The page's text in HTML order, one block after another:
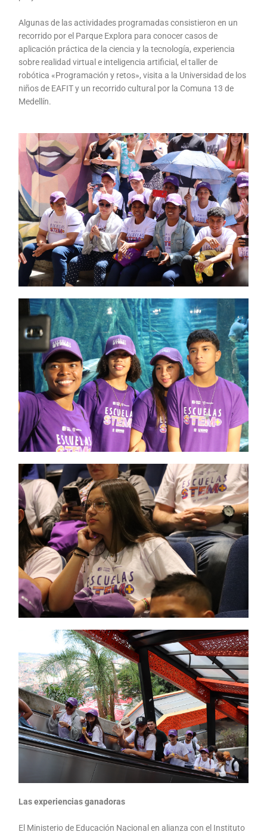
Algunas de las actividades programadas consistieron en un
recorrido por el Parque Explora para conocer casos de
aplicación práctica de la ciencia y la tecnología, experiencia
sobre realidad virtual e inteligencia artificial, el taller de
robótica «Programación y retos», visita a la Universidad de los
niños de EAFIT y un recorrido cultural por la Comuna 13 de
Medellín.
Las experiencias ganadoras
El Ministerio de Educación Nacional en alianza con el Instituto